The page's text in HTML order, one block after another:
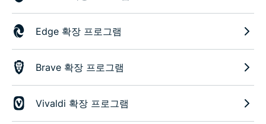
Edge 확장 프로그램
Brave 확장 프로그램
Vivaldi 확장 프로그램